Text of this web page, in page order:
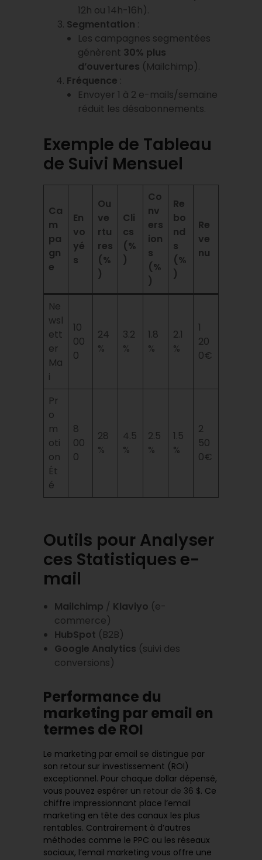
12h ou 14h-16h).
Segmentation :
Les campagnes segmentées
génèrent 30% plus
d’ouvertures (Mailchimp).
Fréquence :
Envoyer 1 à 2 e-mails/semaine
réduit les désabonnements.
Exemple de Tableau
de Suivi Mensuel
Ca
m
pa
gn
e
En
vo
yé
s
Ou
ve
rtu
res
(%
)
Cli
cs
(%
)
Co
nv
ers
ion
s
(%
)
Re
bo
nd
s
(%
)
Re
ve
nu
Ne
wsl
ett
er
Ma
i
10
00
0
24
%
3.2
%
1.8
%
2.1
%
1
20
0€
Pr
o
m
oti
on
Ét
é
8
00
0
28
%
4.5
%
2.5
%
1.5
%
2
50
0€
Outils pour Analyser
ces Statistiques e-
mail
Mailchimp / Klaviyo (e-
commerce)
HubSpot (B2B)
Google Analytics (suivi des
conversions)
Performance du
marketing par email en
termes de ROI
Le marketing par email se distingue par
son retour sur investissement (ROI)
exceptionnel. Pour chaque dollar dépensé,
vous pouvez espérer un retour de 36 $. Ce
chiffre impressionnant place l’email
marketing en tête des canaux les plus
rentables. Contrairement à d’autres
méthodes comme le PPC ou les réseaux
sociaux, l’email marketing vous offre une